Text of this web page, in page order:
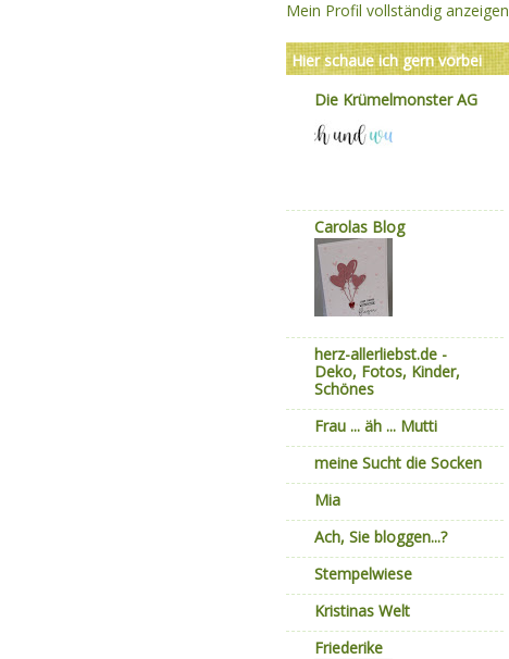
Mein Profil vollständig anzeigen
Hier schaue ich gern vorbei
Die Krümelmonster AG
Carolas Blog
herz-allerliebst.de -
Deko, Fotos, Kinder,
Schönes
Frau ... äh ... Mutti
meine Sucht die Socken
Mia
Ach, Sie bloggen...?
Stempelwiese
Kristinas Welt
Friederike